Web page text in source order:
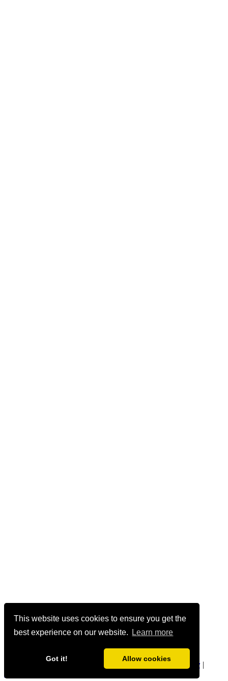
This website uses cookies to ensure you get the
best experience on our website.
Learn more
Got it! Allow cookies
Privacy |